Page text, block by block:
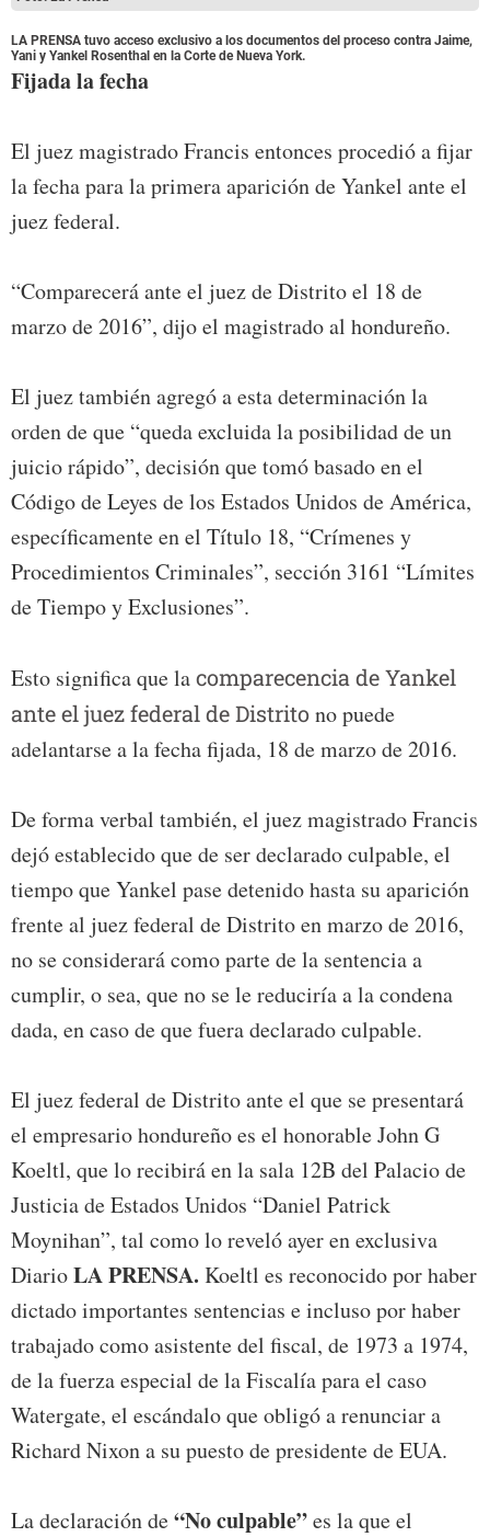
LA PRENSA tuvo acceso exclusivo a los documentos del proceso contra Jaime,
Yani y Yankel Rosenthal en la Corte de Nueva York.
Fijada la fecha
El juez magistrado Francis entonces procedió a fijar
la fecha para la primera aparición de Yankel ante el
juez federal.
“Comparecerá ante el juez de Distrito el 18 de
marzo de 2016”, dijo el magistrado al hondureño.
El juez también agregó a esta determinación la
orden de que “queda excluida la posibilidad de un
juicio rápido”, decisión que tomó basado en el
Código de Leyes de los Estados Unidos de América,
específicamente en el Título 18, “Crímenes y
Procedimientos Criminales”, sección 3161 “Límites
de Tiempo y Exclusiones”.
Esto significa que lacomparecencia de Yankel
ante el juez federal de Distritono puede
adelantarse a la fecha fijada, 18 de marzo de 2016.
De forma verbal también, el juez magistrado Francis
dejó establecido que de ser declarado culpable, el
tiempo que Yankel pase detenido hasta su aparición
frente al juez federal de Distrito en marzo de 2016,
no se considerará como parte de la sentencia a
cumplir, o sea, que no se le reduciría a la condena
dada, en caso de que fuera declarado culpable.
El juez federal de Distrito ante el que se presentará
el empresario hondureño es el honorable John G
Koeltl, que lo recibirá en la sala 12B del Palacio de
Justicia de Estados Unidos “Daniel Patrick
Moynihan”, tal como lo reveló ayer en exclusiva
DiarioLA PRENSA. Koeltl es reconocido por haber
dictado importantes sentencias e incluso por haber
trabajado como asistente del fiscal, de 1973 a 1974,
de la fuerza especial de la Fiscalía para el caso
Watergate, el escándalo que obligó a renunciar a
Richard Nixon a su puesto de presidente de EUA.
La declaración de“No culpable”es la que el